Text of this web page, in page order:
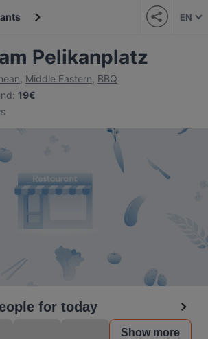
EN
Pelikanplatz
, Middle Eastern, BBQ
: 19€
for today
Show more